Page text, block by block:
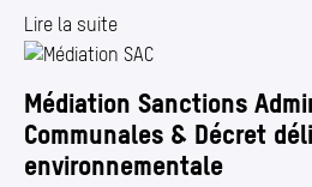
Lire la suite
Médiation Sanctions
Communales & Décret
environnementale